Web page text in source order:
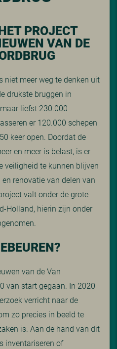
PROJECT
VAN DE
niet meer weg te denken uit
drukste bruggen in
liefst 230.000
er 120.000 schepen
keer open. Doordat de
en meer is belast, is er
veiligheid te kunnen blijven
renovatie van delen van
valt onder de grote
Holland, hierin zijn onder
van de Van
van start gegaan. In 2020
verricht naar de
zo precies in beeld te
is. Aan de hand van dit
inventariseren of